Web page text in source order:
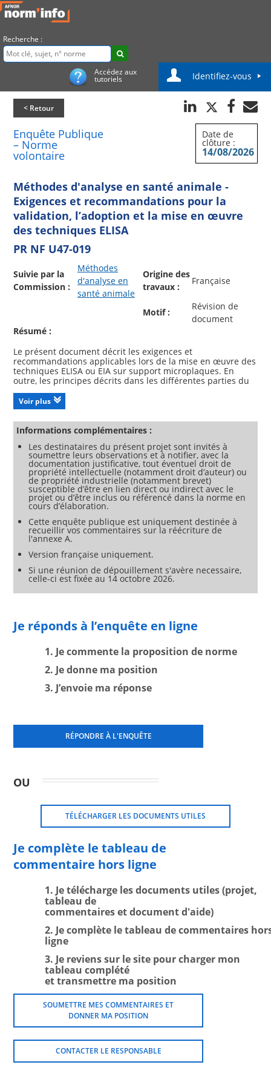
Recherche :
Accédez aux
tutoriels Identifiez-vous
< Retour
Enquête Publique
– Norme
volontaire
Date de
clôture :
14/08/2026
Méthodes d'analyse en santé animale -
Exigences et recommandations pour la
validation, l’adoption et la mise en œuvre
des techniques ELISA
PR NF U47-019
Suivie par la
Commission :
Méthodes
d'analyse en
santé animale
Origine des
travaux :
Française
Motif :
Révision de
document
Résumé :
Le présent document décrit les exigences et
recommandations applicables lors de la mise en œuvre des
techniques ELISA ou EIA sur support microplaques. En
outre, les principes décrits dans les différentes parties du
supports (par exemple : peignes, tubes, billes) à chaque fois
que cela paraît pertinent.
Il s’applique particulièrement à la recherche d’anticorps ou
d’antigènes dans le sérum ou d’autres matrices biologiques.
En santé animale, la majorité des applications ELISA ou EIA
prennent en référence les performances des trousses sur
sérum individuel.
Voir plus
Informations complémentaires :
Les destinataires du présent projet sont invités à
soumettre leurs observations et à notifier, avec la
documentation justificative, tout éventuel droit de
propriété intellectuelle (notamment droit d’auteur) ou
de propriété industrielle (notamment brevet)
susceptible d’être en lien direct ou indirect avec le
projet ou d’être inclus ou référencé dans la norme en
cours d’élaboration.
Cette enquête publique est uniquement destinée à
recueillir vos commentaires sur la réécriture de
l'annexe A.
Version française uniquement.
Si une réunion de dépouillement s'avère necessaire,
celle-ci est fixée au 14 octobre 2026.
Je réponds à l’enquête en ligne
1. Je commente la proposition de norme
2. Je donne ma position
3. J’envoie ma réponse
RÉPONDRE À L'ENQUÊTE
OU
TÉLÉCHARGER LES DOCUMENTS UTILES
Je complète le tableau de
commentaire hors ligne
1. Je télécharge les documents utiles (projet,
tableau de
commentaires et document d'aide)
2. Je complète le tableau de commentaires
ligne
3. Je reviens sur le site pour charger mon
tableau complété
et transmettre ma position
SOUMETTRE MES COMMENTAIRES ET
DONNER MA POSITION
CONTACTER LE RESPONSABLE